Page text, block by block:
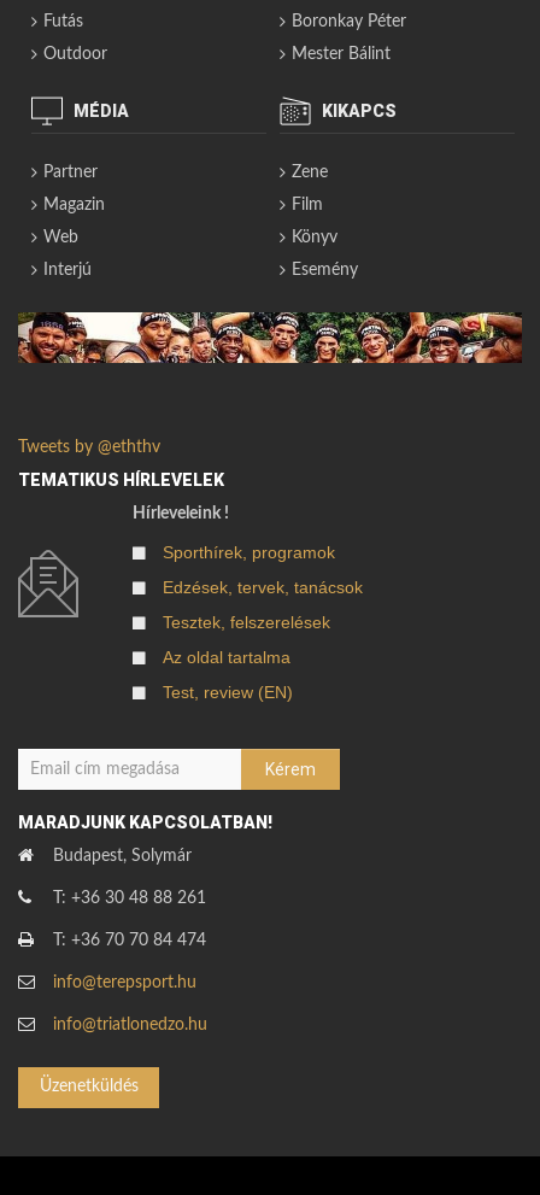
Futás
Outdoor
Boronkay Péter
Mester Bálint
MÉDIA
Partner
Magazin
Web
Interjú
KIKAPCS
Zene
Film
Könyv
Esemény
Tweets by @eththv
TEMATIKUS HÍRLEVELEK
Hírleveleink !
Sporthírek, programok
Edzések, tervek, tanácsok
Tesztek, felszerelések
Az oldal tartalma
Test, review (EN)
MARADJUNK KAPCSOLATBAN!
Budapest, Solymár
T: +36 30 48 88 261
T: +36 70 70 84 474
info@terepsport.hu
info@triatlonedzo.hu
Üzenetküldés